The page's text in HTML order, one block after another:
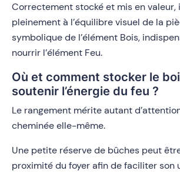
Correctement stocké et mis en
pleinement à l’équilibre visuel de la
symbolique de l’élément Bois,
nourrir l’élément Feu.
Où et comment stocker le
soutenir l’énergie du feu ?
Le rangement mérite autant
cheminée elle-même.
Une petite réserve de bûches peut
proximité du foyer afin de faciliter son